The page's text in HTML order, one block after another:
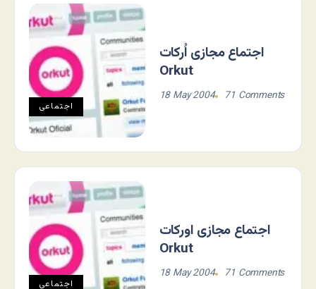
اجتماعی
اجتماع مجازی اُرکات
Orkut
18 May 2004 71 Comments
اجتماعی
اجتماع مجازی اورکات
Orkut
18 May 2004 71 Comments